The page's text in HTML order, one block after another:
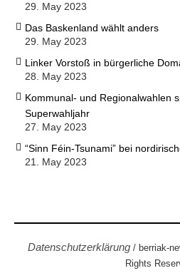
29. May 2023
Das Baskenland wählt anders
29. May 2023
Linker Vorstoß in bürgerliche
28. May 2023
Kommunal- und Regionalwahlen
Superwahljahr
27. May 2023
“Sinn Féin-Tsunami” bei
21. May 2023
Datenschutzerklärung / berriak-
Rights